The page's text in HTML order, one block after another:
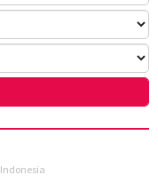
Indonesia